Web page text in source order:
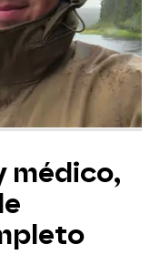
médico,